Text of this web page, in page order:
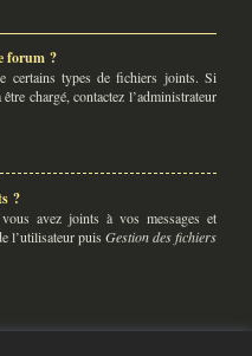
forum ?
certains types de fichiers joints. Si
chargé, contactez l’administrateur
?
avez joints à vos messages et
l’utilisateur puis Gestion des fichiers